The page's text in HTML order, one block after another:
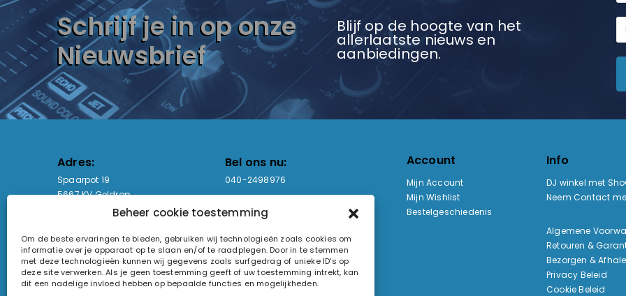
Beheer cookie toestemming
Om de beste ervaringen te bieden, gebruiken wij technologieën zoals cookies om
informatie over je apparaat op te slaan en/of te raadplegen. Door in te stemmen
met deze technologieën kunnen wij gegevens zoals surfgedrag of unieke ID's op
deze site verwerken. Als je geen toestemming geeft of uw toestemming intrekt, kan
dit een nadelige invloed hebben op bepaalde functies en mogelijkheden.
Schrijf je in op onze
Nieuwsbrief
Blijf op de hoogte van het
allerlaatste nieuws en
aanbiedingen.
Adres:
Spaarpot 19
5667 KV Geldrop
Bel ons nu:
040-2498976
sales@lightandsound.store
Openingstijden:
Ma - Vr: 09:00-17:00
Za: Enkel op afspraak
KvK-nummer: 60857196
Btw-nummer: NL854090368B01
Account
Mijn Account
Mijn Wishlist
Bestelgeschiedenis
Info
DJ winkel met
Neem Contact
Algemene
Retouren &
Bezorgen &
Privacy Beleid
Cookie Beleid